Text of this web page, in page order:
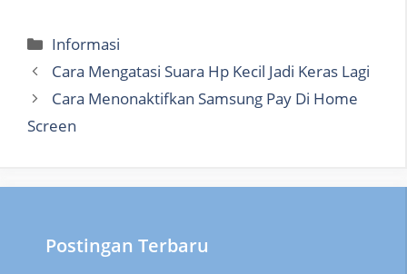
Categories
Informasi
Cara Mengatasi Suara Hp Kecil Jadi Keras Lagi
Cara Menonaktifkan Samsung Pay Di Home
Screen
Postingan Terbaru